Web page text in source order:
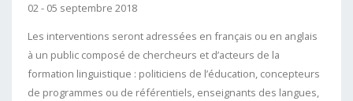
02 - 05 septembre 2018
Les interventions seront adressées en français ou en anglais
à un public composé de chercheurs et d’acteurs de la
formation linguistique : politiciens de l’éducation, concepteurs
de programmes ou de référentiels, enseignants des langues,